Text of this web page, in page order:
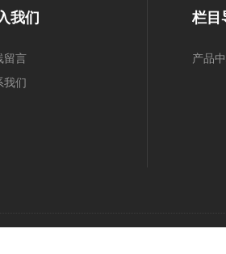
我们
留言
我们
栏目
产品